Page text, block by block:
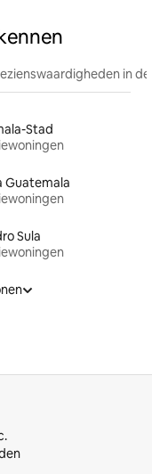
in
Stad
Guatemala
Sula